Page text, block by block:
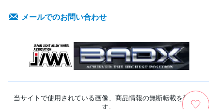
メールでのお問い合わせ
当サイトで使用されている画像、商品情報の無断転載を禁じま
す。